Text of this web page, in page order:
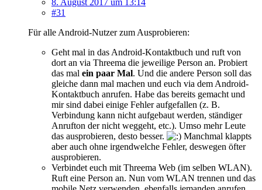
#31
Für alle Android-Nutzer zum Ausprobieren:
Geht mal in das Android-Kontaktbuch und ruft von
dort an via Threema die jeweilige Person an. Probiert
das mal ein paar Mal. Und die andere Person soll das
gleiche dann mal machen und euch via dem Android-
Kontaktbuch anrufen. Habe das bereits gemacht und
mir sind dabei einige Fehler aufgefallen (z. B.
Verbindung kann nicht aufgebaut werden, ständiger
Anrufton der nicht weggeht, etc.). Umso mehr Leute
das ausprobieren, desto besser.
Manchmal klappts
aber auch ohne irgendwelche Fehler, deswegen öfter
ausprobieren.
Verbindet euch mit Threema Web (im selben WLAN).
Ruft eine Person an. Nun vom WLAN trennen und das